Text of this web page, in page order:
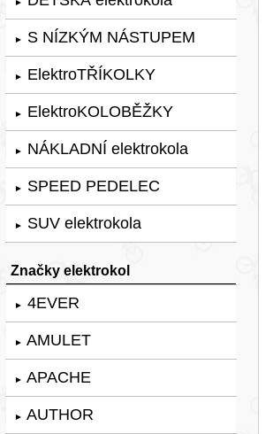
► S NÍZKÝM NÁSTUPEM
► ElektroTŘÍKOLKY
► ElektroKOLOBĚŽKY
► NÁKLADNÍ elektrokola
► SPEED PEDELEC
► SUV elektrokola
Značky elektrokol
► 4EVER
► AMULET
► APACHE
► AUTHOR